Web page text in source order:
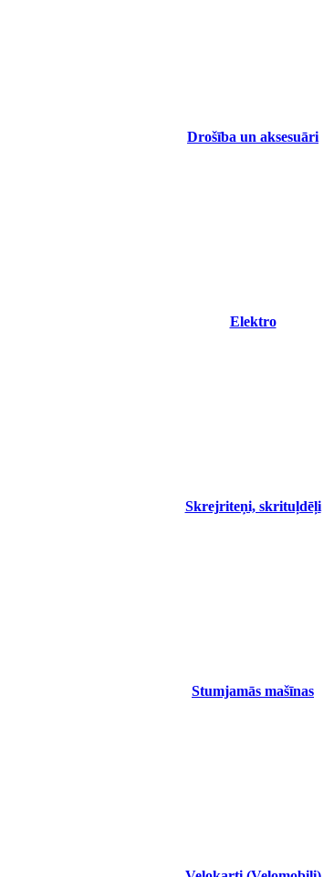
Drošība un aksesuāri
Elektro
Skrejriteņi, skrituļdēļi
Stumjamās mašīnas